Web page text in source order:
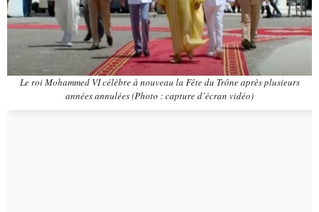
Le roi Mohammed VI célèbre à nouveau la Fête du Trône après plusieurs
années annulées (Photo : capture d’écran vidéo)